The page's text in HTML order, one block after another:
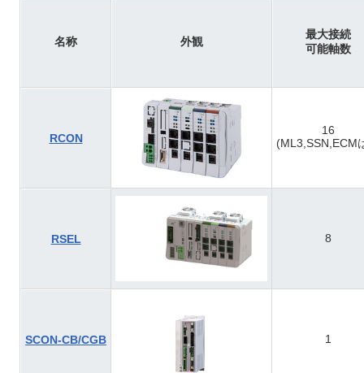
名称 外観
最大接続
可能軸数
RCON
16
(ML3,SSN,ECM
RSEL 8
SCON-CB/CGB 1